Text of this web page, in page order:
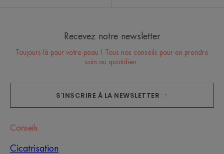
Recevez notre newsletter
Toujours là pour votre peau ! Tous nos conseils pour en prendre
soin au quotidien.
S'INSCRIRE À LA NEWSLETTER
Conseils
Cicatrisation